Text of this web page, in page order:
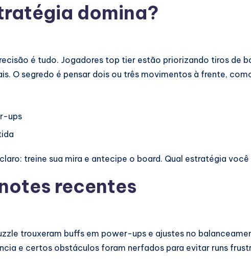
domina?
é tudo. Jogadores top tier estão priorizando tiros de
O segredo é pensar dois ou três movimentos à frente,
ups
treine sua mira e antecipe o board. Qual estratégia
recentes
trouxeram buffs em power-ups e ajustes no
e certos obstáculos foram nerfados para evitar runs